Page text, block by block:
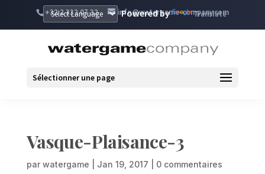
+32 2 332 07 32 info@watergame-company.com
Powered by Translate
Sélectionner une page
Vasque-Plaisance-3
par watergame Jan 19, 2017 0 commentaires